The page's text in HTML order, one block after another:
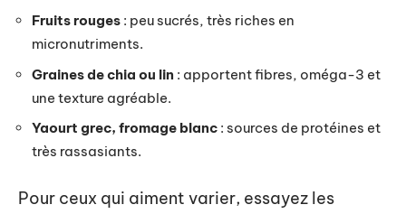
Fruits rouges : peu sucrés, très riches en
micronutriments.
Graines de chia ou lin : apportent fibres, oméga-3 et
une texture agréable.
Yaourt grec, fromage blanc : sources de protéines et
très rassasiants.
Pour ceux qui aiment varier, essayez les